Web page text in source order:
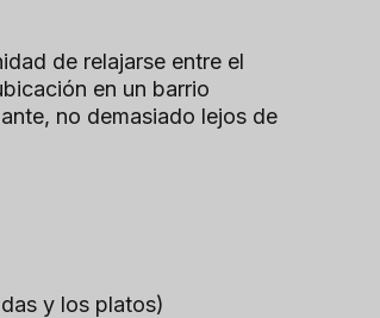
de relajarse entre el
en un barrio
no demasiado lejos de
y los platos)